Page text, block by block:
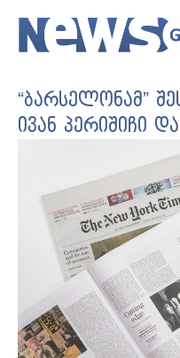
“ბარსელონამ”
ივან პერიშიჩი